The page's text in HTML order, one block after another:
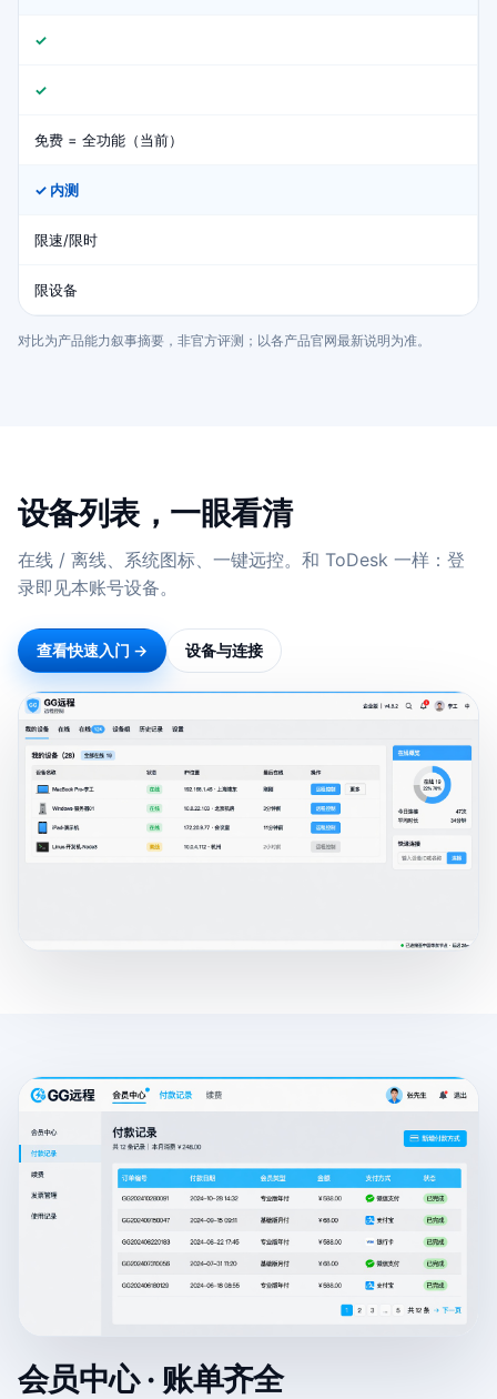
✓
✓
免费 = 全功能（当前）
✓ 内测
限速/限时
限设备
对比为产品能力叙事摘要，非官方评测；以各产品官网最新说明为准。
设备列表，一眼看清
在线 / 离线、系统图标、一键远控。和 ToDesk 一样：登
录即见本账号设备。
查看快速入门 → 设备与连接
会员中心 · 账单齐全